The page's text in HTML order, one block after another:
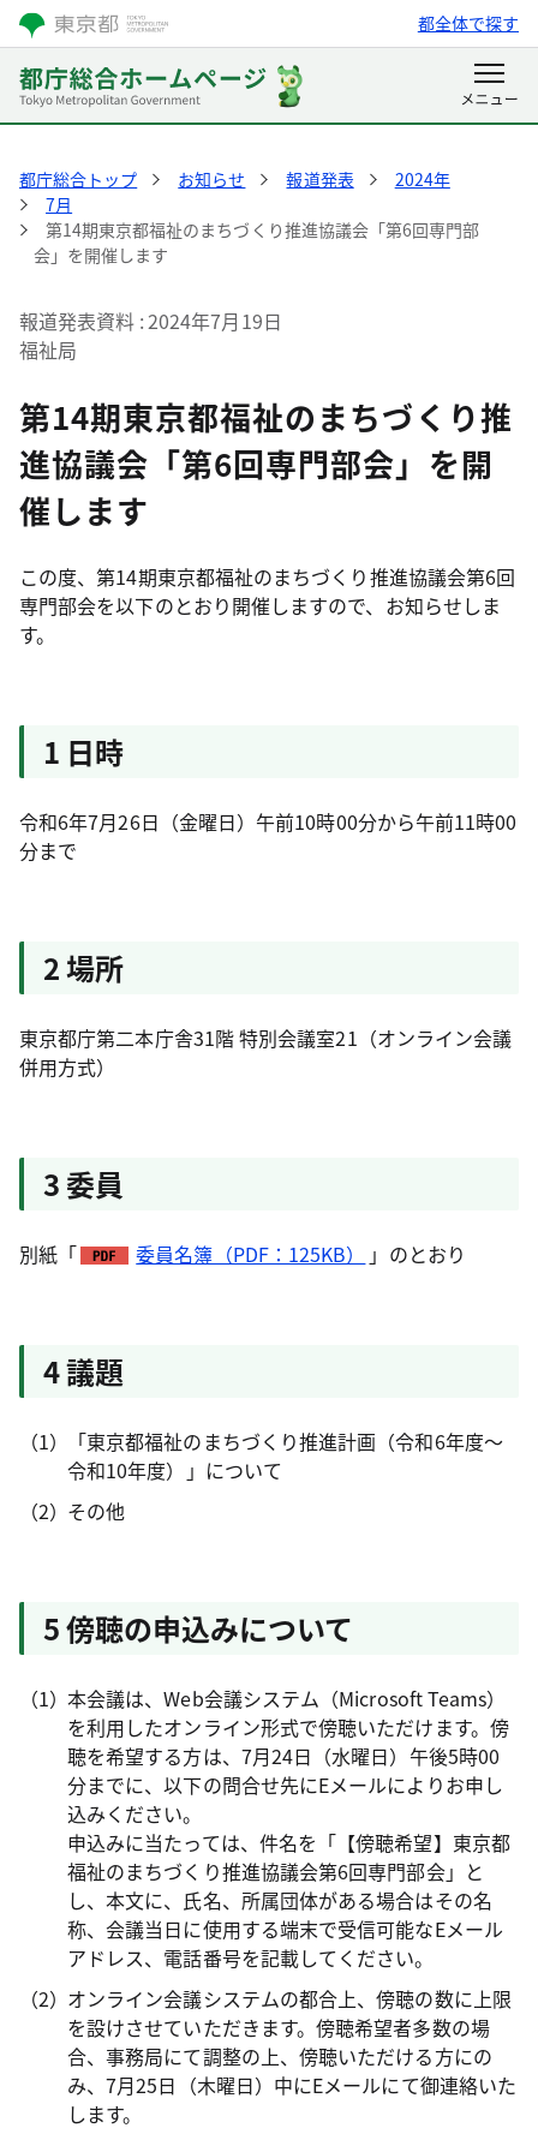
都全体で探す
都庁総合トップ お知らせ 報道発表
2024年
7月
第14期東京都福祉のまちづくり推進協議会「第6回専門部
会」を開催します
報道発表資料 2024年7月19日
福祉局
第14期東京都福祉のまちづくり推
進協議会「第6回専門部会」を開
催します
この度、第14期東京都福祉のまちづくり推進協議会第6回
専門部会を以下のとおり開催しますので、お知らせしま
す。
1 日時
令和6年7月26日（金曜日）午前10時00分から午前11時00
分まで
2 場所
東京都庁第二本庁舎31階 特別会議室21（オンライン会議
併用方式）
3 委員
別紙「 委員名簿（PDF：125KB） 」のとおり
4 議題
「東京都福祉のまちづくり推進計画（令和6年度～
令和10年度）」について
その他
5 傍聴の申込みについて
本会議は、Web会議システム（Microsoft Teams）
を利用したオンライン形式で傍聴いただけます。傍
聴を希望する方は、7月24日（水曜日）午後5時00
分までに、以下の問合せ先にEメールによりお申し
込みください。
申込みに当たっては、件名を「【傍聴希望】東京都
福祉のまちづくり推進協議会第6回専門部会」と
し、本文に、氏名、所属団体がある場合はその名
称、会議当日に使用する端末で受信可能なEメール
アドレス、電話番号を記載してください。
オンライン会議システムの都合上、傍聴の数に上限
を設けさせていただきます。傍聴希望者多数の場
合、事務局にて調整の上、傍聴いただける方にの
み、7月25日（木曜日）中にEメールにて御連絡いた
します。